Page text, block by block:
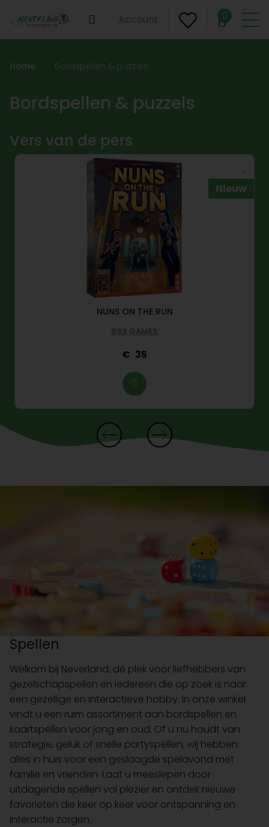
Account 0
Home Bordspellen & puzzels
Bordspellen & puzzels
Vers van de pers
Nieuw
NUNS ON THE RUN
999 GAMES
35
Spellen
Welkom bij Neverland, dé plek voor liefhebbers van
gezelschapspellen en iedereen die op zoek is naar
een gezellige en interactieve hobby. In onze winkel
vindt u een ruim assortiment aan bordspellen en
kaartspellen voor jong en oud. Of u nu houdt van
strategie, geluk of snelle partyspellen, wij hebben
alles in huis voor een geslaagde spelavond met
familie en vrienden. Laat u meeslepen door
uitdagende spellen vol plezier en ontdek nieuwe
favorieten die keer op keer voor ontspanning en
interactie zorgen.